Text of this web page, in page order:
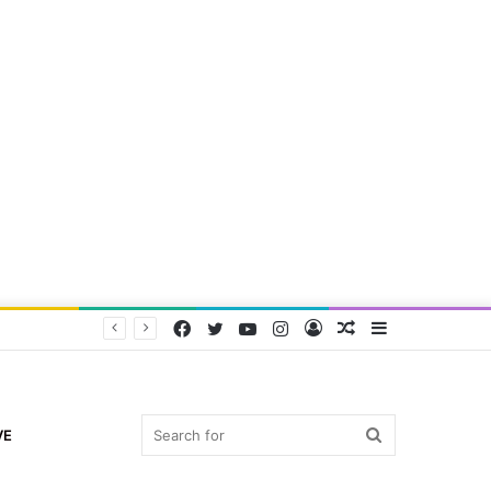
Random
Log
Instagram
YouTube
Twitter
Facebook